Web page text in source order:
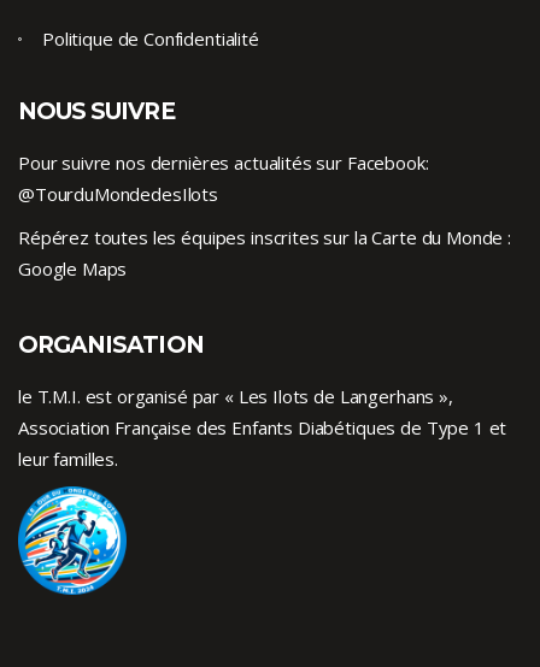
Politique de Confidentialité
NOUS SUIVRE
Pour suivre nos dernières actualités sur Facebook:
@TourduMondedesIlots
Répérez toutes les équipes inscrites sur la Carte du Monde :
Google Maps
ORGANISATION
le T.M.I. est organisé par « Les Ilots de Langerhans »,
Association Française des Enfants Diabétiques de Type 1 et
leur familles.